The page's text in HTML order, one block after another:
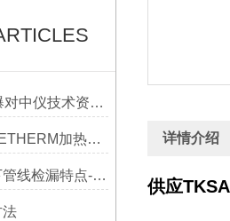
EXO新款本安防爆对中仪技术资料简介——宁波利德仪器
荷兰TM新款SURETHERM加热器操作介绍
我国北方地区地下管线检漏特点-宁波利德仪器
法
详情介绍
供应